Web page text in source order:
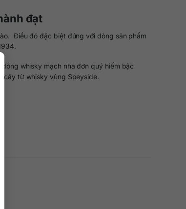
đạt
Điều đó đặc biệt đúng với dòng sản phẩm
whisky mạch nha đơn quý hiếm bậc
cây từ whisky vùng Speyside.